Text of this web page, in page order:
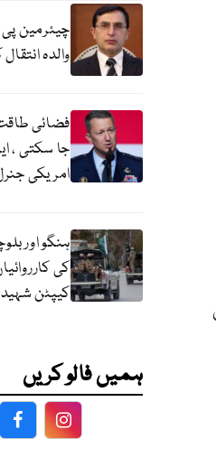
چیئرمین
والدہ
فضائی
جا سکتی ،
امریکی
ہنگو اور
کیپٹن شہید
ہمیں فالو کریں
FacebookFacebook